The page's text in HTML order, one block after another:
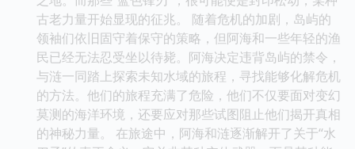
古老力量开始显现的征兆。 随着危机的加剧，岛屿的
领袖们依旧固守着保守的策略，但阿海和一些年轻的渔
民已经无法忍受坐以待毙。阿海决定违背岛屿的禁令，
与涟一同踏上探索未知水域的旅程，寻找能够化解危机
的方法。他们的旅程充满了危险，他们不仅要面对变幻
莫测的海洋环境，还要应对那些试图阻止他们揭开真相
的神秘力量。 在旅途中，阿海和涟逐渐解开了关于“水